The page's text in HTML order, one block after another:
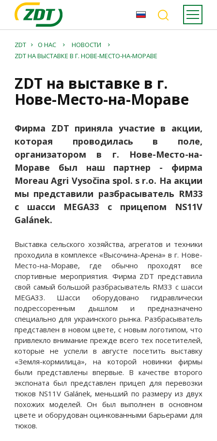
ZDT O НАС
НОВОСТИ
ZDT НА ВЫСТАВКЕ В Г. НОВЕ-МЕСТО-НА-МОРАВЕ
ZDT на выставке в г.
Нове-Место-на-Мораве
Фирма ZDT приняла участие в акции,
которая проводилась в поле,
организатором в г. Нове-Место-на-
Мораве был наш партнер - фирма
Moreau Agri Vysočina spol. s r.o. На акции
мы представили разбрасыватель RM33
с шасси MEGA33 с прицепом NS11V
Galánek.
Выставка сельского хозяйства, агрегатов и техники
проходила в комплексе «Высочина-Арена» в г. Нове-
Место-на-Мораве, где обычно проходят все
спортивные мероприятия. Фирма ZDT представила
свой самый большой разбрасыватель RM33 с шасси
MEGA33. Шасси оборудовано гидравлически
подрессоренным дышлом и предназначено
специально для украинского рынка. Разбрасыватель
представлен в новом цвете, с новым логотипом, что
привлекло внимание прежде всего тех посетителей,
которые не успели в августе посетить выставку
«Земля-кормилица», на которой новинки фирмы
были представлены впервые. В качестве второго
экспоната был представлен прицеп для перевозки
тюков NS11V Galánek, меньший по размеру из двух
похожих моделей. Он был выполнен в основном
цвете и оборудован оцинкованными барьерами для
тюков.